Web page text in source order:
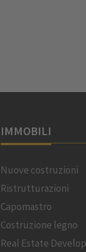
IMMOBILI
Nuove costruzioni
Ristrutturazioni
Capomastro
Costruzione legno
Real Estate